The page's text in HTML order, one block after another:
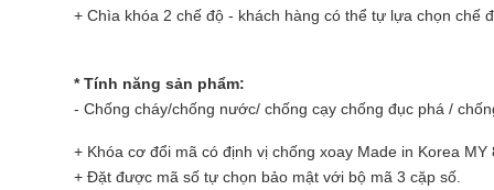
+ Chìa khóa 2 chế độ - khách hàng có thể tự lựa chọn chế
* Tính năng sản phẩm:
- Chống cháy/chống nước/ chống cạy chống đục phá /
+ Khóa cơ đổi mã có định vị chống xoay Made in Korea MY
+ Đặt được mã số tự chọn bảo mật với bộ mã 3 cặp số.